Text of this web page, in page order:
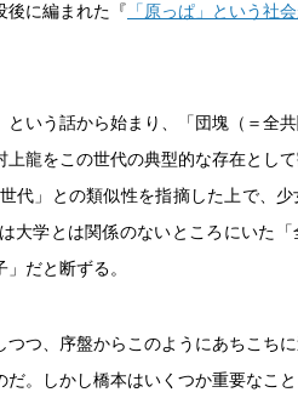
後に編まれた『 「原っぱ」という社
いう話から始まり、「団塊（＝全
龍をこの世代の典型的な存在として
代」との類似性を指摘した上で、少
大学とは関係のないところにいた
だと断ずる。
つ、序盤からこのようにあちこち
。しかし橋本はいくつか重要なこ